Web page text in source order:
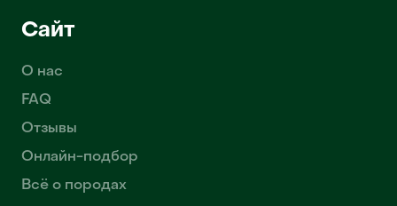
Сайт
О нас
FAQ
Отзывы
Онлайн-подбор
Всё о породах